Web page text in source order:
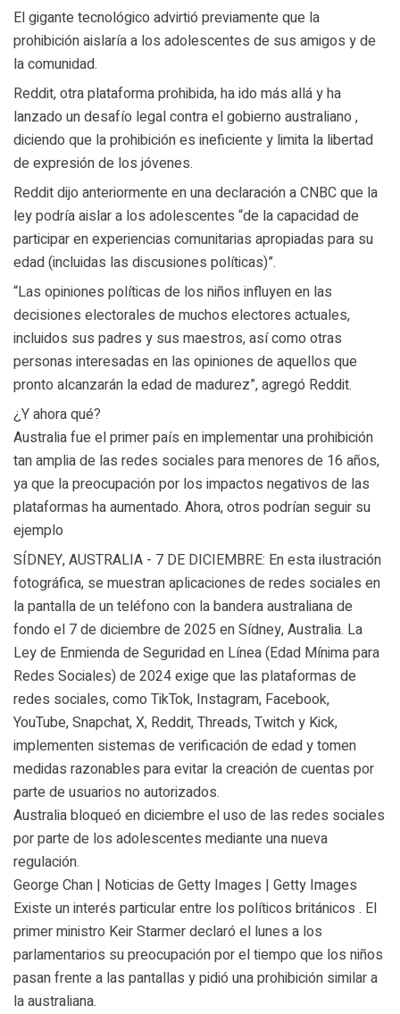
El gigante tecnológico advirtió previamente que la
prohibición aislaría a los adolescentes de sus amigos y de
la comunidad.
Reddit, otra plataforma prohibida, ha ido más allá y ha
lanzado un desafío legal contra el gobierno australiano ,
diciendo que la prohibición es ineficiente y limita la libertad
de expresión de los jóvenes.
Reddit dijo anteriormente en una declaración a CNBC que la
ley podría aislar a los adolescentes “de la capacidad de
participar en experiencias comunitarias apropiadas para su
edad (incluidas las discusiones políticas)”.
“Las opiniones políticas de los niños influyen en las
decisiones electorales de muchos electores actuales,
incluidos sus padres y sus maestros, así como otras
personas interesadas en las opiniones de aquellos que
pronto alcanzarán la edad de madurez”, agregó Reddit.
¿Y ahora qué?
Australia fue el primer país en implementar una prohibición
tan amplia de las redes sociales para menores de 16 años,
ya que la preocupación por los impactos negativos de las
plataformas ha aumentado. Ahora, otros podrían seguir su
ejemplo
SÍDNEY, AUSTRALIA - 7 DE DICIEMBRE: En esta ilustración
fotográfica, se muestran aplicaciones de redes sociales en
la pantalla de un teléfono con la bandera australiana de
fondo el 7 de diciembre de 2025 en Sídney, Australia. La
Ley de Enmienda de Seguridad en Línea (Edad Mínima para
Redes Sociales) de 2024 exige que las plataformas de
redes sociales, como TikTok, Instagram, Facebook,
YouTube, Snapchat, X, Reddit, Threads, Twitch y Kick,
implementen sistemas de verificación de edad y tomen
medidas razonables para evitar la creación de cuentas por
parte de usuarios no autorizados.
Australia bloqueó en diciembre el uso de las redes sociales
por parte de los adolescentes mediante una nueva
regulación.
George Chan | Noticias de Getty Images | Getty Images
Existe un interés particular entre los políticos británicos . El
primer ministro Keir Starmer declaró el lunes a los
parlamentarios su preocupación por el tiempo que los niños
pasan frente a las pantallas y pidió una prohibición similar a
la australiana.